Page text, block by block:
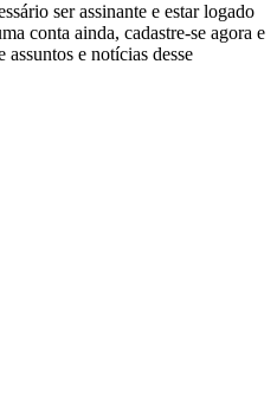
ser assinante e estar logado
conta ainda, cadastre-se agora e
assuntos e notícias desse